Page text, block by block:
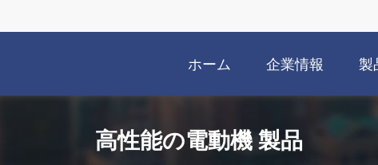
ホーム 企業情報 製
高性能の電動機 製品